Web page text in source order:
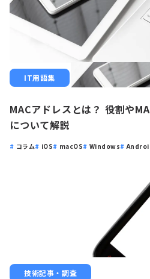
IT用語集
MACアドレスとは？ 役割や
について解説
コラム iOS macOS Windows
技術記事・調査